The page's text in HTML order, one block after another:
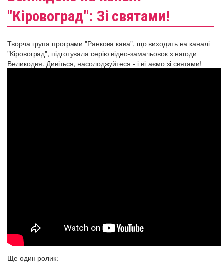
"Кіровоград": Зі святами!
Творча група програми "Ранкова кава", що виходить на каналі
"Кіровоград", підготувала серію відео-замальовок з нагоди
Великодня. Дивіться, насолоджуйтеся - і вітаємо зі святами!
Ще один ролик: